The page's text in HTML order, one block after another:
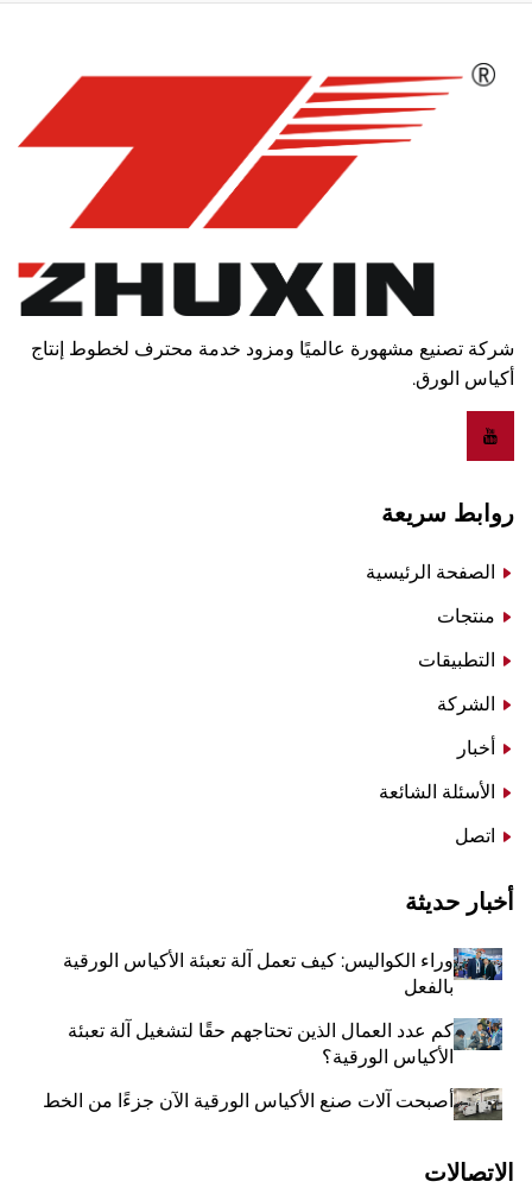
شركة تصنيع مشهورة عالميًا ومزود خدمة محترف لخطوط إنتاج
أكياس الورق.
روابط سريعة
الصفحة الرئيسية
منتجات
التطبيقات
الشركة
أخبار
الأسئلة الشائعة
اتصل
أخبار حديثة
وراء الكواليس: كيف تعمل آلة تعبئة الأكياس الورقية
بالفعل
كم عدد العمال الذين تحتاجهم حقًا لتشغيل آلة تعبئة
الأكياس الورقية؟
أصبحت آلات صنع الأكياس الورقية الآن جزءًا من الخط
الاتصالات